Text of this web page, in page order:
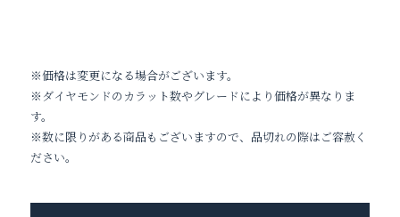
※価格は変更になる場合がございます。
※ダイヤモンドのカラット数やグレードにより価格が異なりま
す。
※数に限りがある商品もございますので、品切れの際はご容赦く
ださい。